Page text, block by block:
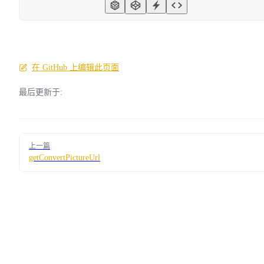
在 GitHub 上编辑此页面
最后更新于:
Pager
上一篇
getConvertPictureUrl